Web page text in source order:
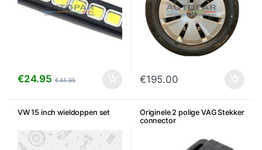
€24.95 €44.95 €195.00
VW 15 inch wieldoppen set
Originele 2 polige VAG Stekker
connector